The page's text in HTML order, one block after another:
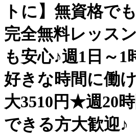
トに】無資格で
完全無料レッス
も安心♪週1日～1
好きな時間に働
大3510円★週20
できる方大歓迎♪